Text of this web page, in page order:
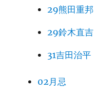
29熊田重邦
29鈴木直吉
31吉田治平
02月忌